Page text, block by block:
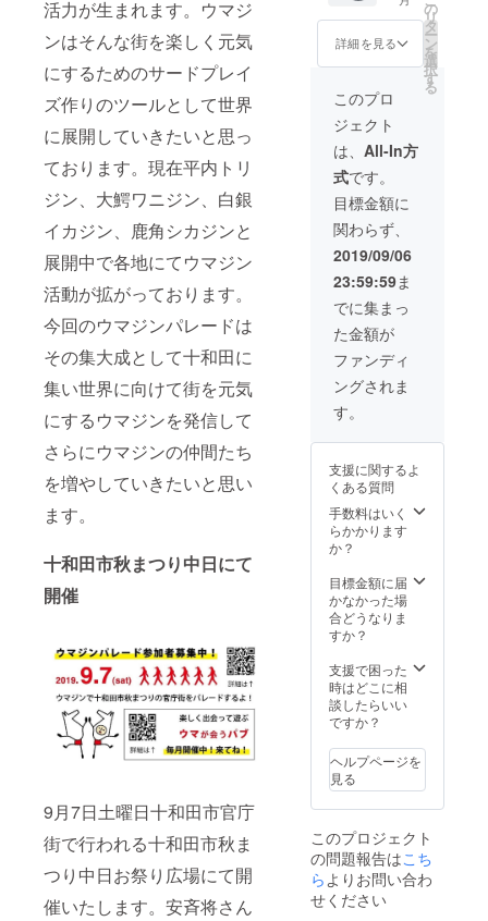
活力が生まれます。ウマジ
ンはそんな街を楽しく元気
にするためのサードプレイ
ズ作りのツールとして世界
に展開していきたいと思っ
ております。現在平内トリ
ジン、大鰐ワニジン、白銀
イカジン、鹿角シカジンと
展開中で各地にてウマジン
活動が拡がっております。
今回のウマジンパレードは
その集大成として十和田に
集い世界に向けて街を元気
にするウマジンを発信して
さらにウマジンの仲間たち
を増やしていきたいと思い
ます。
十和田市秋まつり中日にて
開催
9月7日土曜日十和田市官庁
街で行われる十和田市秋ま
つり中日お祭り広場にて開
催いたします。安斉将さん
ルてぬ
ぐい 安
斉将さ
ん直筆
大型絵
馬 今回
のプロ
ジェク
トのた
めに特
別に安
斉将さ
んが大
きな絵
馬に描
き下ろ
しま
す。 限
定１点
となり
世界で
一つだ
けのあ
描いた
トで
す。 サ
イズ１
９５
mm×１
mm×１
１０
mm
詳細を見る
の
リ
タ
ー
ン
を
選
択
す
る
このプロ
ジェクト
は、 All-In方
式です。
目標金額に
関わらず、
2019/09/06
23:59:59ま
でに集まっ
た金額が
ファンディ
ングされま
す。
支援に関するよ
くある質問
手数料はいく
らかかります
か？
目標金額に届
かなかった場
合どうなりま
すか？
支援で困った
時はどこに相
談したらいい
ですか？
ヘルプページを
見る
このプロジェクト
の問題報告はこち
ら よりお問い合わ
せください